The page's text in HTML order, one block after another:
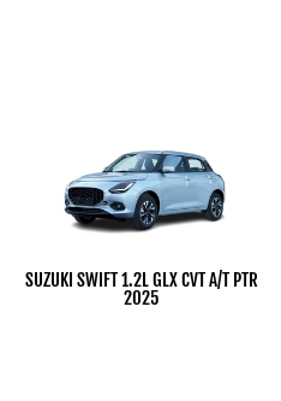
SUZUKI SWIFT 1.2L GLX CVT A/T PTR
2025